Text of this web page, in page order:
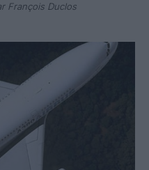
François Duclos